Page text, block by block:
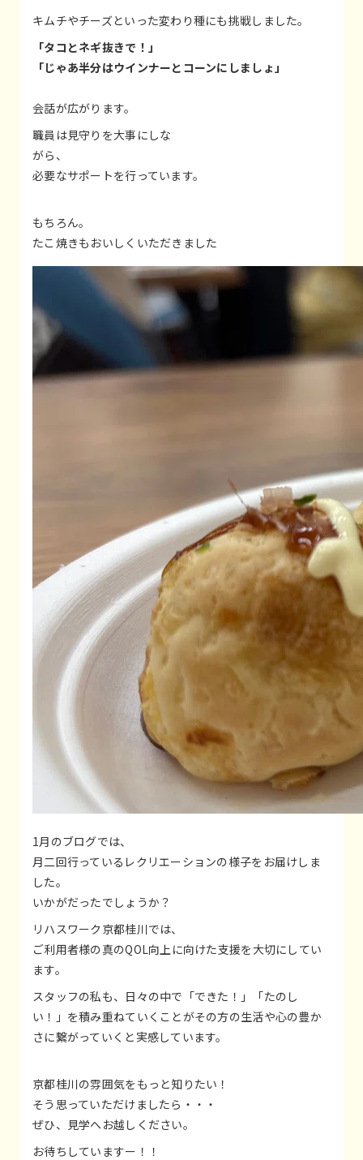
キムチやチーズといった変わり種にも挑戦しました。
「タコとネギ抜きで！」
「じゃあ半分はウインナーとコーンにしましょ」
会話が広がります。
職員は見守りを大事にしな
がら、
必要なサポートを行っています。
もちろん。
たこ焼きもおいしくいただきました
1月のブログでは、
月二回行っているレクリエーションの様子をお届けしま
した。
いかがだったでしょうか？
リハスワーク京都桂川では、
ご利用者様の真のQOL向上に向けた支援を大切にしてい
ます。
スタッフの私も、日々の中で「できた！」「たのし
い！」を積み重ねていくことがその方の生活や心の豊か
さに繋がっていくと実感しています。
京都桂川の雰囲気をもっと知りたい！
そう思っていただけましたら・・・
ぜひ、見学へお越しください。
お待ちしていますー！！